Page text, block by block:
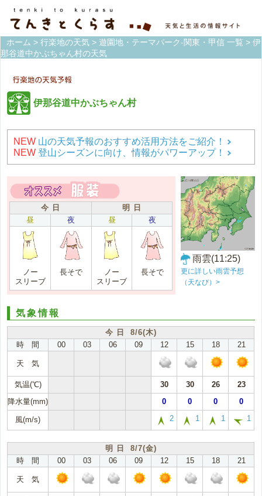
ホーム > 行楽地の天気 > 遊園地・テーマパーク-関東・甲信 一覧 > 伊
那谷道中かぶちゃん村の天気
伊那谷道中かぶちゃん村
NEW 山の天気予報のおすすめ活用方法をご紹介！
NEW 登山シーズンに向け、情報がパワーアップ！
今 日
明 日
昼
夜 昼 夜
ノー
スリーブ
長そで
ノー
スリーブ
長そで
雨雲(11:25)
更に詳しい雨雲予想
（天なび）>
気象情報
今 日 8/6(木)
時 間
00 03 06 09 12 15 18 21
天 気
気温(℃) 30 30 26
23
降水量(mm)
0 0 0 0
風(m/s) 2 1 1 1
明 日 8/7(金)
時 間
00 03 06 09 12 15 18 21
天 気